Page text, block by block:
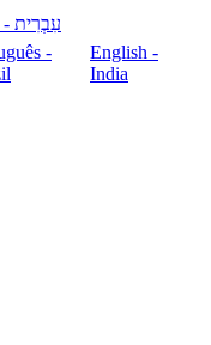
עִבְרִית - Israel
-
English -
India